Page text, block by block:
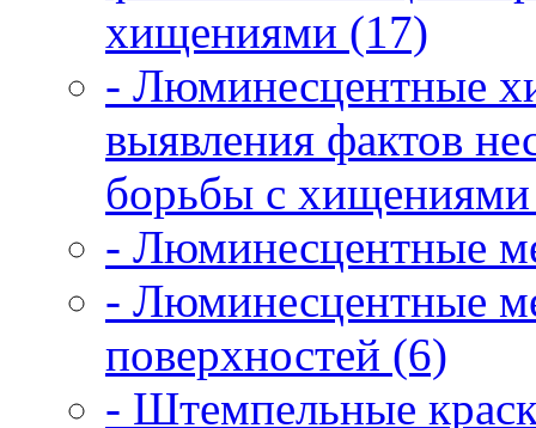
хищениями (17)
- Люминесцентные
выявления фактов
борьбы с
- Люминесцентные
- Люминесцентные
поверхностей (6)
- Штемпельные